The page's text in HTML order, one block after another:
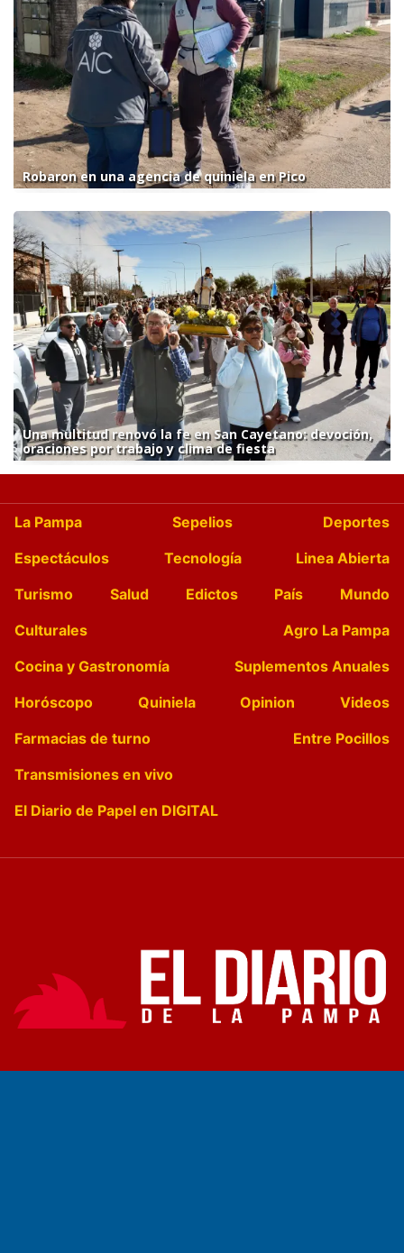
Robaron en una agencia de quiniela en Pico
Una multitud renovó la fe en San Cayetano: devoción,
oraciones por trabajo y clima de fiesta
La Pampa Sepelios
Deportes
Espectáculos
Tecnología
Linea Abierta
Turismo
Salud Edictos País
Mundo
Culturales
Agro La Pampa
Cocina y Gastronomía
Suplementos Anuales
Horóscopo
Quiniela Opinion
Videos
Farmacias de turno
Entre Pocillos
Transmisiones en vivo
El Diario de Papel en DIGITAL